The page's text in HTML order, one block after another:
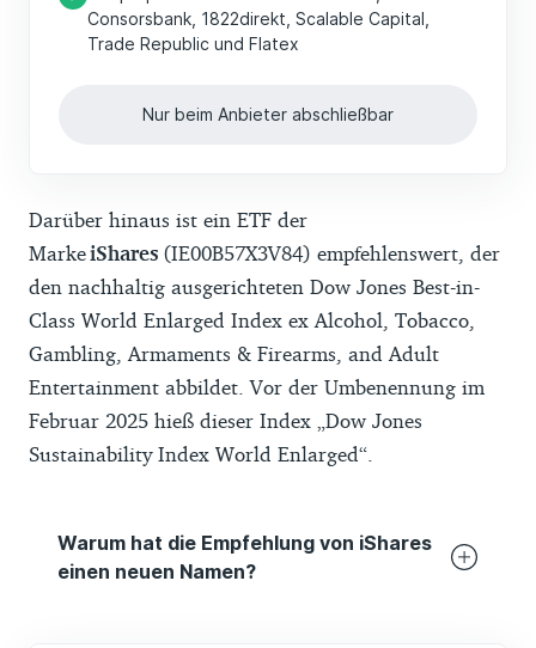
Consorsbank, 1822direkt, Scalable Capital,
Trade Republic und Flatex
Nur beim Anbieter abschließbar
Darüber hinaus ist ein ETF der
MarkeiShares (IE00B57X3V84) empfehlenswert, der
den nachhaltig ausgerichteten Dow Jones Best-in-
Class World Enlarged Index ex Alcohol, Tobacco,
Gambling, Armaments & Firearms, and Adult
Entertainment abbildet. Vor der Umbenennung im
Februar 2025 hieß dieser Index „Dow Jones
Sustainability Index World Enlarged“.
Warum hat die Empfehlung von iShares
einen neuen Namen?